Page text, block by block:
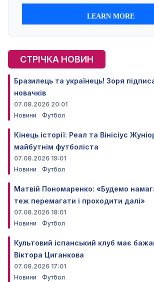
СТРІЧКА НОВИН
Бразилець та українець! Зоря
новачків
07.08.2026 20:01
Новини
Футбол
Кінець історії: Реал та Вінісіус
майбутнім футболіста
07.08.2026 19:01
Новини
Футбол
Матвій Пономаренко: «Будемо
теж перемагати і проходити далі»
07.08.2026 18:01
Новини
Футбол
Культовий іспанський клуб має
Віктора Циганкова
07.08.2026 17:01
Новини
Футбол